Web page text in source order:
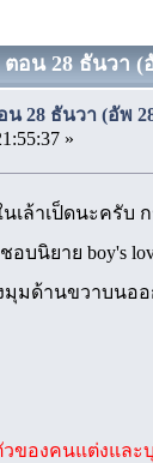
น 28 ธันวา (อั
28 ธันวา (อัพ
»
นเล้าเป็ดนะครั
บนิยาย boy's
มด้านขวาบนออ
ของคนแต่งและ